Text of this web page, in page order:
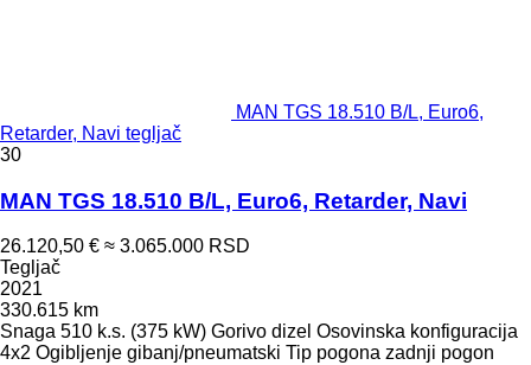
MAN TGS 18.510 B/L, Euro6,
Retarder, Navi tegljač
30
MAN TGS 18.510 B/L, Euro6, Retarder, Navi
26.120,50 € ≈ 3.065.000 RSD
Tegljač
2021
330.615 km
Snaga 510 k.s. (375 kW) Gorivo dizel Osovinska konfiguracija
4x2 Ogibljenje gibanj/pneumatski Tip pogona zadnji pogon